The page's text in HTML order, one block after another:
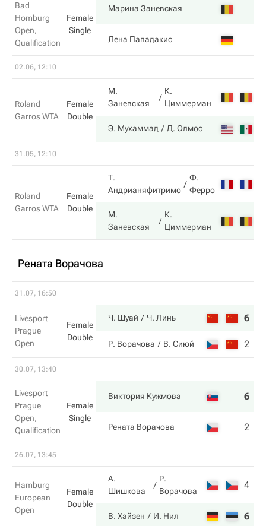
Bad
Homburg
Open,
Qualification
Female
Single
Марина Заневская
Лена Пападакис
02.06, 12:10
Roland
Garros WTA
Female
Double
М.
Заневская
К.
Циммерман
Э. Мухаммад Д. Олмос
31.05, 12:10
Roland
Garros WTA
Female
Double
Т.
Андрианяфитримо
Ф.
Ферро
М.
Заневская
К.
Циммерман
Рената Ворачова
31.07, 16:50
Livesport
Prague
Open
Female
Double
Ч. Шуай Ч. Линь 6
Р. Ворачова В. Сиюй 2
30.07, 13:40
Livesport
Prague
Open,
Qualification
Female
Single
Виктория Кужмова 6
Рената Ворачова 2
26.07, 13:45
Hamburg
European
Open
Female
Double
А.
Шишкова
Р.
Ворачова
4
В. Хайзен И. Нил 6